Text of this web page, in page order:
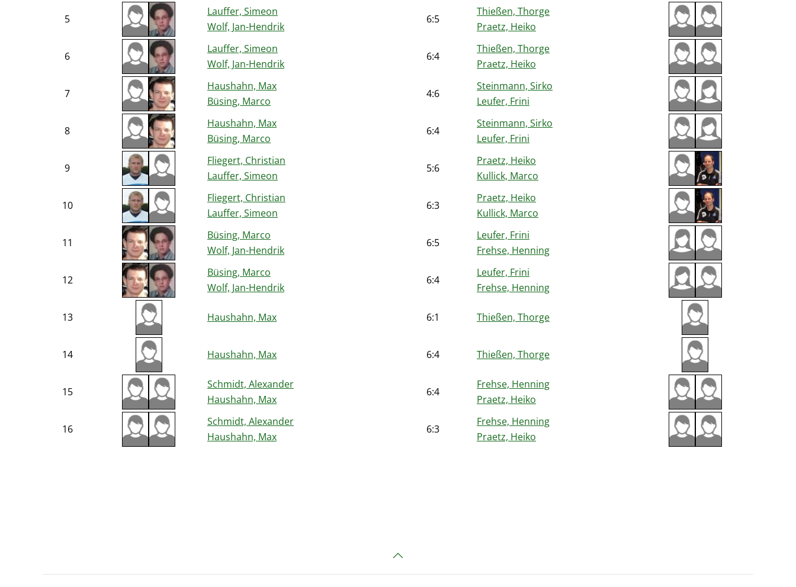
5
Lauffer, Simeon
Wolf, Jan-Hendrik
6:5
Thießen, Thorge
Praetz, Heiko
6
Lauffer, Simeon
Wolf, Jan-Hendrik
6:4
Thießen, Thorge
Praetz, Heiko
7
Haushahn, Max
Büsing, Marco
4:6
Steinmann, Sirko
Leufer, Frini
8
Haushahn, Max
Büsing, Marco
6:4
Steinmann, Sirko
Leufer, Frini
9
Fliegert, Christian
Lauffer, Simeon
5:6
Praetz, Heiko
Kullick, Marco
10
Fliegert, Christian
Lauffer, Simeon
6:3
Praetz, Heiko
Kullick, Marco
11
Büsing, Marco
Wolf, Jan-Hendrik
6:5
Leufer, Frini
Frehse, Henning
12
Büsing, Marco
Wolf, Jan-Hendrik
6:4
Leufer, Frini
Frehse, Henning
13 Haushahn, Max 6:1 Thießen, Thorge
14 Haushahn, Max 6:4 Thießen, Thorge
15
Schmidt, Alexander
Haushahn, Max
6:4
Frehse, Henning
Praetz, Heiko
16
Schmidt, Alexander
Haushahn, Max
6:3
Frehse, Henning
Praetz, Heiko